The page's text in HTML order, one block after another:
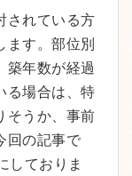
されている方
ます。部位別
築年数が経過
る場合は、特
そうか、事前
回の記事で
しておりま